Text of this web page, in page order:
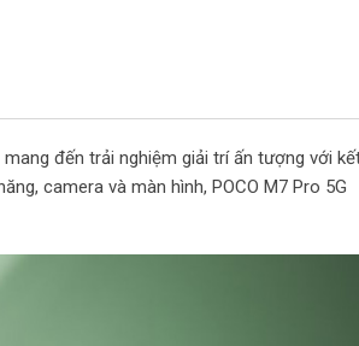
đến trải nghiệm giải trí ấn tượng với
camera và màn hình, POCO M7 Pro 5G